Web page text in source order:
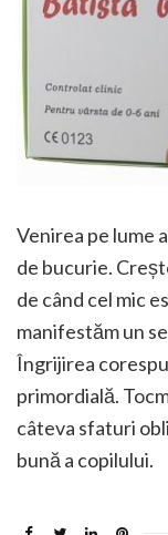
Venirea pe lume
de bucurie.
de când cel mic
manifestăm un
Îngrijirea
primordială.
câteva sfaturi
bună a copilului.